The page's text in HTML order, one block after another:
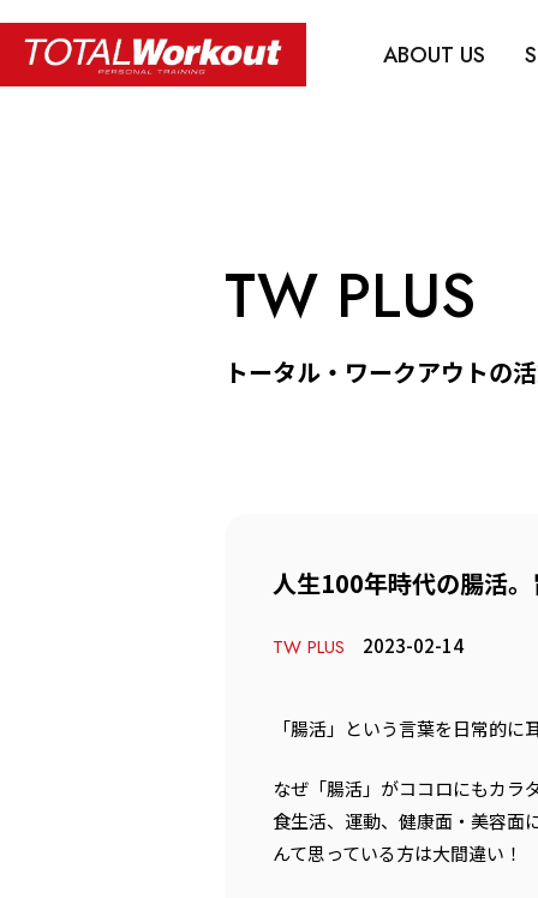
ABOUT US
TW PLUS
トータル・ワークアウトの
人生100年時代の腸活
TW PLUS 2023-02-14
「腸活」という言葉を日常的
なぜ「腸活」がココロにもカラ
食生活、運動、健康面・美容面
んて思っている方は大間違い！